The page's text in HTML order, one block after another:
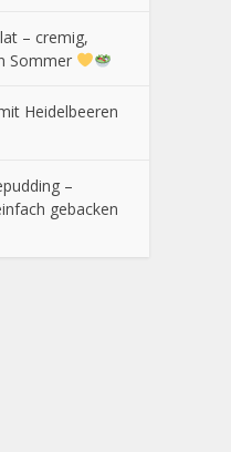
– cremig,
Sommer
Heidelbeeren
–
gebacken